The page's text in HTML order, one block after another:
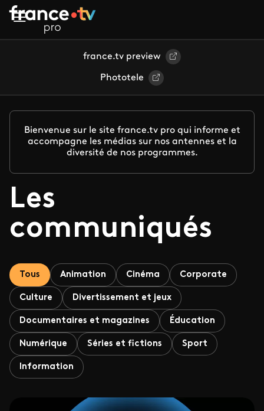
Aller au contenu principal
france.tv preview
Phototele
Bienvenue sur le site france.tv pro qui informe et
accompagne les médias sur nos antennes et la
diversité de nos programmes.
Les
communiqués
Tous Animation Cinéma Corporate
Culture Divertissement et jeux
Documentaires et magazines Éducation
Numérique Séries et fictions Sport
Information